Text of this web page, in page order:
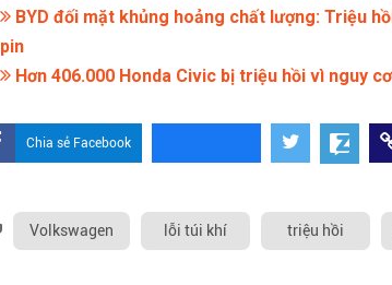
BYD đối mặt khủng hoảng chất lượng: Triệu
pin
Hơn 406.000 Honda Civic bị triệu hồi vì nguy
Chia sẻ Facebook
Volkswagen lỗi túi khí triệu hồi